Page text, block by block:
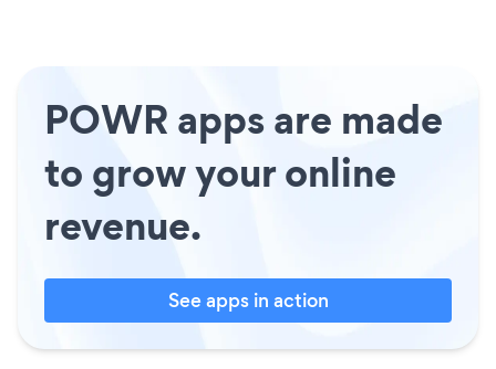
POWR apps are made
to grow your online
revenue.
See apps in action